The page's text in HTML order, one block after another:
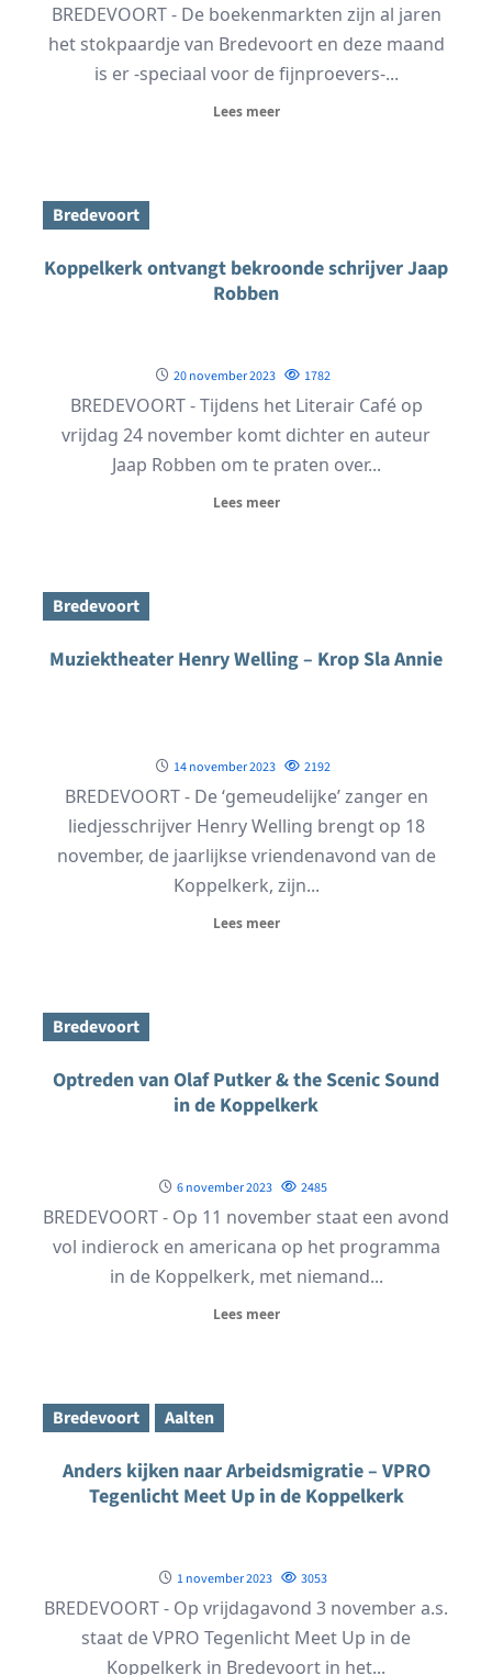
BREDEVOORT - De boekenmarkten zijn al jaren
het stokpaardje van Bredevoort en deze maand
is er -speciaal voor de fijnproevers-...
Lees meer
Bredevoort
Koppelkerk ontvangt bekroonde schrijver Jaap
Robben
20 november 2023 1782
BREDEVOORT - Tijdens het Literair Café op
vrijdag 24 november komt dichter en auteur
Jaap Robben om te praten over...
Lees meer
Bredevoort
Muziektheater Henry Welling – Krop Sla Annie
14 november 2023 2192
BREDEVOORT - De ‘gemeudelijke’ zanger en
liedjesschrijver Henry Welling brengt op 18
november, de jaarlijkse vriendenavond van de
Koppelkerk, zijn...
Lees meer
Bredevoort
Optreden van Olaf Putker & the Scenic Sound
in de Koppelkerk
6 november 2023 2485
BREDEVOORT - Op 11 november staat een avond
vol indierock en americana op het programma
in de Koppelkerk, met niemand...
Lees meer
Bredevoort Aalten
Anders kijken naar Arbeidsmigratie – VPRO
Tegenlicht Meet Up in de Koppelkerk
1 november 2023 3053
BREDEVOORT - Op vrijdagavond 3 november a.s.
staat de VPRO Tegenlicht Meet Up in de
Koppelkerk in Bredevoort in het...